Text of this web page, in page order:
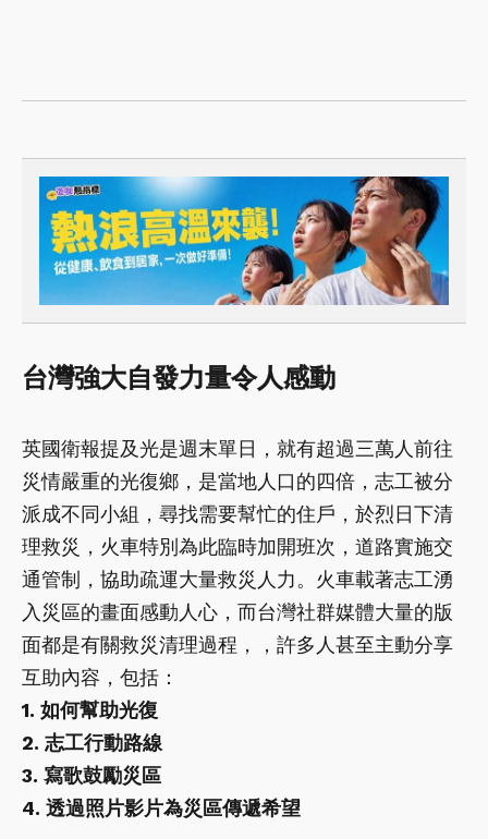
台灣強大自發力量令人感動
英國衛報提及光是週末單日，就有超過三萬人前往
災情嚴重的光復鄉，是當地人口的四倍，志工被分
派成不同小組，尋找需要幫忙的住戶，於烈日下清
理救災，火車特別為此臨時加開班次，道路實施交
通管制，協助疏運大量救災人力。火車載著志工湧
入災區的畫面感動人心，而台灣社群媒體大量的版
面都是有關救災清理過程，，許多人甚至主動分享
互助內容，包括：
1. 如何幫助光復
2. 志工行動路線
3. 寫歌鼓勵災區
4. 透過照片影片為災區傳遞希望